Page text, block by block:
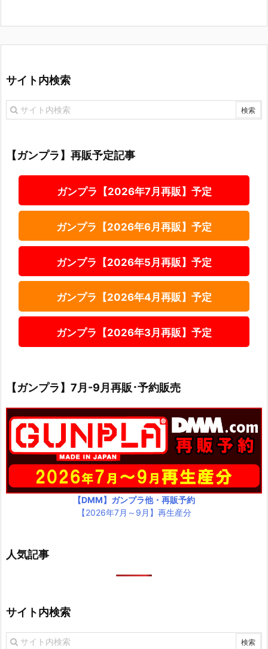
サイト内検索
【ガンプラ】再販予定記事
ガンプラ【2026年7月再販】予定
ガンプラ【2026年6月再販】予定
ガンプラ【2026年5月再販】予定
ガンプラ【2026年4月再販】予定
ガンプラ【2026年3月再販】予定
【ガンプラ】7月-9月再販･予約販売
【DMM】ガンプラ他・再販予約
【2026年7月～9月】再生産分
人気記事
サイト内検索